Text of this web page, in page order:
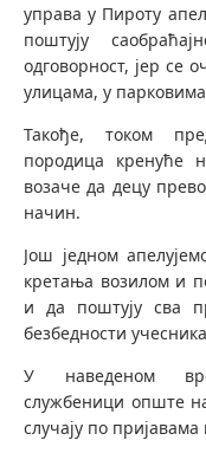
управа у Пироту
поштују
одговорност, јер се
улицама, у
Такође, током
породица кренуће
возаче да децу
начин.
Још једном
кретања возилом и
и да поштују сва
безбедности
У наведеном
службеници опште
случају по пријавама